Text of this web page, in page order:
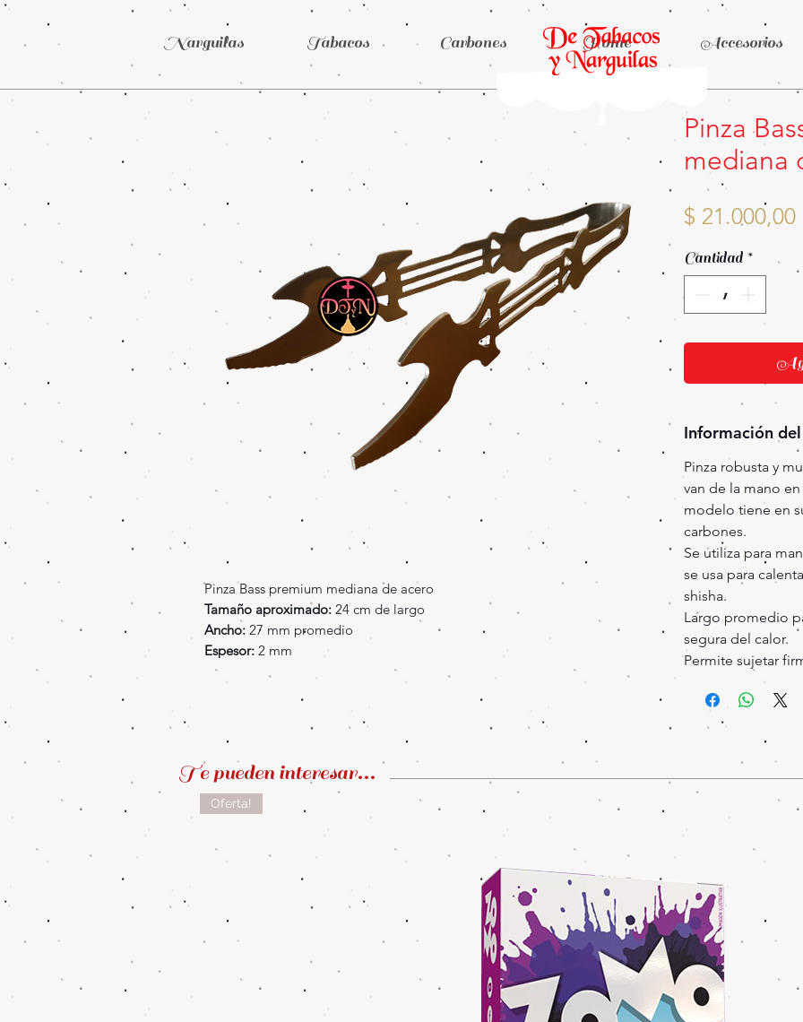
Narguilas Tabacos Carbones Home Accesorios
Pinza Bass premium mediana de acero
Tamaño aproximado:24 cm de largo
Ancho:27 mm promedio
Espesor:2 mm
Pinza
mediana
$ 21.000,00
Cantidad *
Información
Pinza robusta y
van de la mano
modelo tiene en
carbones.
Se utiliza para
se usa para
shisha.
Largo promedio
segura del calor.
Permite sujetar
Oferta!
Te pueden interesar...